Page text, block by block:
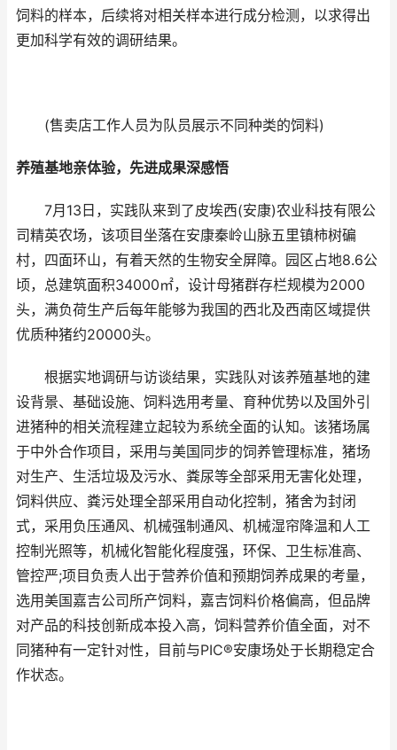
饲料的样本，后续将对相关样本进行成分检测，以求得出
更加科学有效的调研结果。
(售卖店工作人员为队员展示不同种类的饲料)
养殖基地亲体验，先进成果深感悟
7月13日，实践队来到了皮埃西(安康)农业科技有限公
司精英农场，该项目坐落在安康秦岭山脉五里镇柿树碥
村，四面环山，有着天然的生物安全屏障。园区占地8.6公
顷，总建筑面积34000㎡，设计母猪群存栏规模为2000
头，满负荷生产后每年能够为我国的西北及西南区域提供
优质种猪约20000头。
根据实地调研与访谈结果，实践队对该养殖基地的建
设背景、基础设施、饲料选用考量、育种优势以及国外引
进猪种的相关流程建立起较为系统全面的认知。该猪场属
于中外合作项目，采用与美国同步的饲养管理标准，猪场
对生产、生活垃圾及污水、粪尿等全部采用无害化处理，
饲料供应、粪污处理全部采用自动化控制，猪舍为封闭
式，采用负压通风、机械强制通风、机械湿帘降温和人工
控制光照等，机械化智能化程度强，环保、卫生标准高、
管控严;项目负责人出于营养价值和预期饲养成果的考量，
选用美国嘉吉公司所产饲料，嘉吉饲料价格偏高，但品牌
对产品的科技创新成本投入高，饲料营养价值全面，对不
同猪种有一定针对性，目前与PIC®安康场处于长期稳定合
作状态。